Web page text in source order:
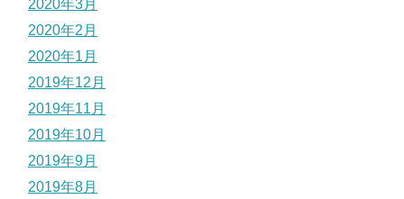
2020年3月
2020年2月
2020年1月
2019年12月
2019年11月
2019年10月
2019年9月
2019年8月